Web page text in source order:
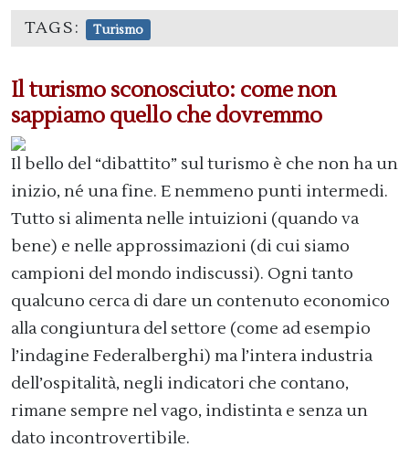
TAGS: Turismo
Il turismo sconosciuto: come non
sappiamo quello che dovremmo
Il bello del “dibattito” sul turismo è che non ha un
inizio, né una fine. E nemmeno punti intermedi.
Tutto si alimenta nelle intuizioni (quando va
bene) e nelle approssimazioni (di cui siamo
campioni del mondo indiscussi). Ogni tanto
qualcuno cerca di dare un contenuto economico
alla congiuntura del settore (come ad esempio
l’indagine Federalberghi) ma l’intera industria
dell’ospitalità, negli indicatori che contano,
rimane sempre nel vago, indistinta e senza un
dato incontrovertibile.